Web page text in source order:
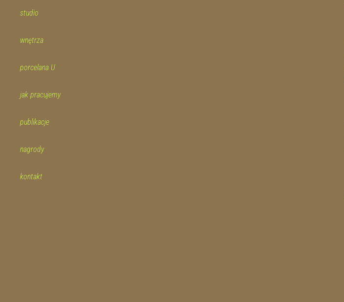
studio
wnętrza
porcelana U
jak pracujemy
publikacje
nagrody
kontakt